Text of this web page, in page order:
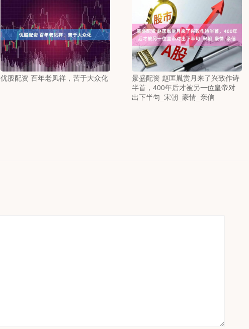
优股配资 百年老凤祥，苦于大众化
景盛配资 赵匡胤赏月来了兴致作诗
半首，400年后才被另一位皇帝对
出下半句_宋朝_豪情_亲信